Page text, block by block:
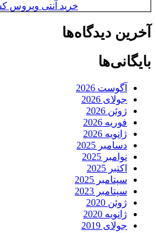
خرید آنتی ویروس
آخرین دیدگاه‌ها
بایگانی‌ها
آگوست 2026
جولای 2026
ژوئن 2026
فوریه 2026
ژانویه 2026
دسامبر 2025
نوامبر 2025
اکتبر 2025
سپتامبر 2025
سپتامبر 2023
ژوئن 2020
ژانویه 2020
جولای 2019